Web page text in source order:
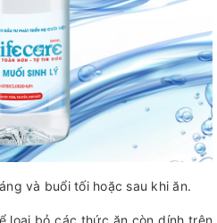
và buổi tối hoặc sau khi ăn.
loại bỏ các thức ăn còn dính trên